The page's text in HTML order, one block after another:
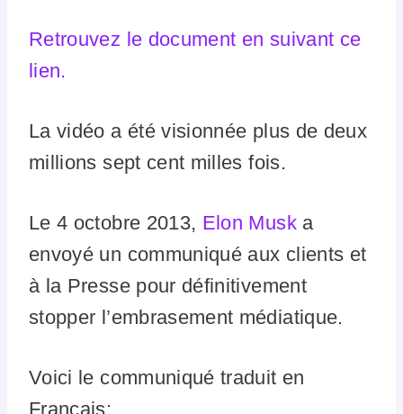
Retrouvez le document en suivant ce
lien.
La vidéo a été visionnée plus de deux
millions sept cent milles fois.
Le 4 octobre 2013, Elon Muska
envoyé un communiqué aux clients et
à la Presse pour définitivement
stopper l’embrasement médiatique.
Voici le communiqué traduit en
Français: